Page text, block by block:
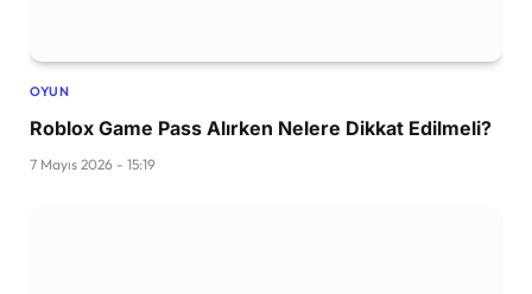
OYUN
Roblox Game Pass Alırken Nelere Dikkat Edilmeli?
7 Mayıs 2026 - 15:19